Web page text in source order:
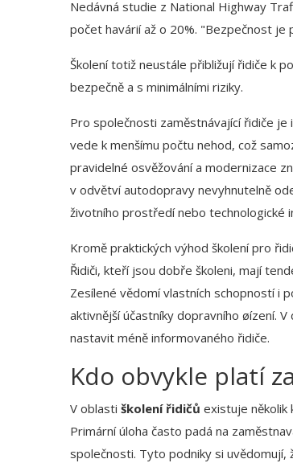
Nedávná studie z National Highway
počet havárií až o 20%. "Bezpečnost je
Školení totiž neustále přibližují řidiče k
bezpečně a s minimálními riziky.
Pro společnosti zaměstnávající řidiče
vede k menšímu počtu nehod, což
pravidelné osvěžování a modernizace
v odvětví autodopravy nevyhnutelně
životního prostředí nebo technologické
Kromě praktických výhod školení pro
Řidiči, kteří jsou dobře školeni, mají
Zesílené vědomí vlastních schopností i
aktivnější účastníky dopravního øízení.
nastavit méně informovaného řidiče.
Kdo obvykle platí
V oblasti školení řidičů existuje několik
Primární úloha často padá na
společnosti. Tyto podniky si uvědomují,